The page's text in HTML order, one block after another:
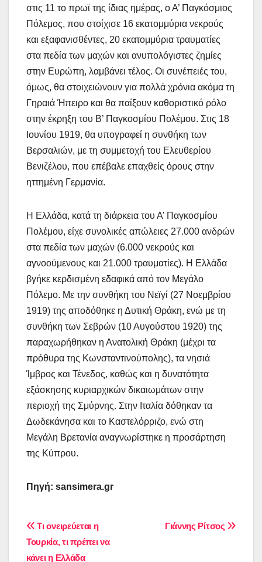
στις 11 το πρωϊ της ίδιας ημέρας, ο Α’ Παγκόσμιος
Πόλεμος, που στοίχισε 16 εκατομμύρια νεκρούς
και εξαφανισθέντες, 20 εκατομμύρια τραυματίες
στα πεδία των μαχών και ανυπολόγιστες ζημίες
στην Ευρώπη, λαμβάνει τέλος. Οι συνέπειές του,
όμως, θα στοιχειώνουν για πολλά χρόνια ακόμα τη
Γηραιά Ήπειρο και θα παίξουν καθοριστικό ρόλο
στην έκρηξη του Β’ Παγκοσμίου Πολέμου. Στις 18
Ιουνίου 1919, θα υπογραφεί η συνθήκη των
Βερσαλιών, με τη συμμετοχή του Ελευθερίου
Βενιζέλου, που επέβαλε επαχθείς όρους στην
ηττημένη Γερμανία.
Η Ελλάδα, κατά τη διάρκεια του Α’ Παγκοσμίου
Πολέμου, είχε συνολικές απώλειες 27.000 ανδρών
στα πεδία των μαχών (6.000 νεκρούς και
αγνοούμενους και 21.000 τραυματίες). Η Ελλάδα
βγήκε κερδισμένη εδαφικά από τον Μεγάλο
Πόλεμο. Με την συνθήκη του Νεϊγί (27 Νοεμβρίου
1919) της αποδόθηκε η Δυτική Θράκη, ενώ με τη
συνθήκη των Σεβρών (10 Αυγούστου 1920) της
παραχωρήθηκαν η Ανατολική Θράκη (μέχρι τα
πρόθυρα της Κωνσταντινούπολης), τα νησιά
Ίμβρος και Τένεδος, καθώς και η δυνατότητα
εξάσκησης κυριαρχικών δικαιωμάτων στην
περιοχή της Σμύρνης. Στην Ιταλία δόθηκαν τα
Δωδεκάνησα και το Καστελόρριζο, ενώ στη
Μεγάλη Βρετανία αναγνωρίστηκε η προσάρτηση
της Κύπρου.
Πηγή: sansimera.gr
Πλοήγηση
άρθρων
Γιάννης Ρίτσος
Τι ονειρεύεται η
Τουρκία, τι πρέπει να
κάνει η Ελλάδα